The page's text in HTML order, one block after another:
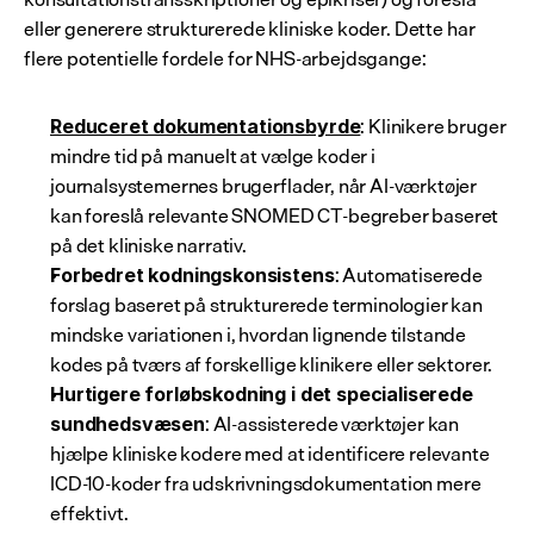
eller generere strukturerede kliniske koder. Dette har
flere potentielle fordele for NHS-arbejdsgange:
Reduceret dokumentationsbyrde: Klinikere bruger
mindre tid på manuelt at vælge koder i
journalsystemernes brugerflader, når AI-værktøjer
kan foreslå relevante SNOMED CT-begreber baseret
på det kliniske narrativ.
Forbedret kodningskonsistens: Automatiserede
forslag baseret på strukturerede terminologier kan
mindske variationen i, hvordan lignende tilstande
kodes på tværs af forskellige klinikere eller sektorer.
Hurtigere forløbskodning i det specialiserede
sundhedsvæsen: AI-assisterede værktøjer kan
hjælpe kliniske kodere med at identificere relevante
ICD-10-koder fra udskrivningsdokumentation mere
effektivt.